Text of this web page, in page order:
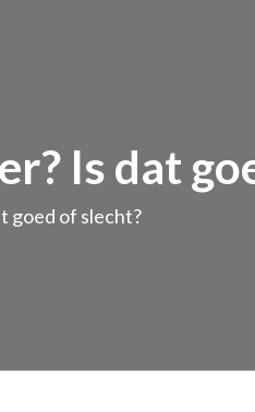
Is dat
goed of slecht?